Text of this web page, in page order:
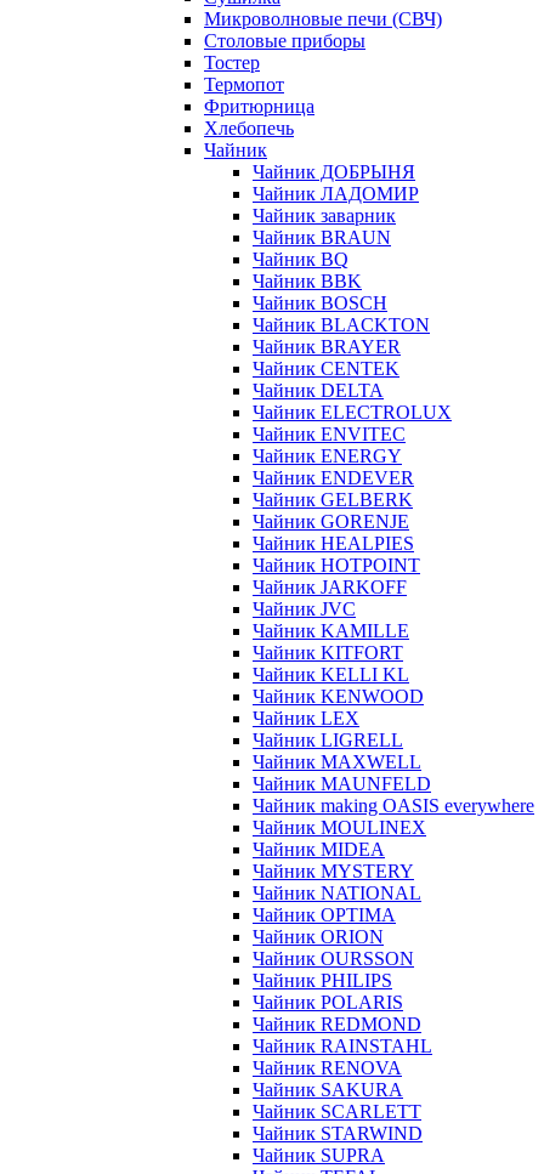
Микроволновые печи (СВЧ)
Столовые приборы
Тостер
Термопот
Фритюрница
Хлебопечь
Чайник
Чайник ДОБРЫНЯ
Чайник ЛАДОМИР
Чайник заварник
Чайник BRAUN
Чайник BQ
Чайник BBK
Чайник BOSCH
Чайник BLACKTON
Чайник BRAYER
Чайник CENTEK
Чайник DELTA
Чайник ELECTROLUX
Чайник ENVITEC
Чайник ENERGY
Чайник ENDEVER
Чайник GELBERK
Чайник GORENJE
Чайник HEALPIES
Чайник HOTPOINT
Чайник JARKOFF
Чайник JVC
Чайник KAMILLE
Чайник KITFORT
Чайник KELLI KL
Чайник KENWOOD
Чайник LEX
Чайник LIGRELL
Чайник MAXWELL
Чайник MAUNFELD
Чайник making OASIS everywhere
Чайник MOULINEX
Чайник MIDEA
Чайник MYSTERY
Чайник NATIONAL
Чайник OPTIMA
Чайник ORION
Чайник OURSSON
Чайник PHILIPS
Чайник POLARIS
Чайник REDMOND
Чайник RAINSTAHL
Чайник RENOVA
Чайник SAKURA
Чайник SCARLETT
Чайник STARWIND
Чайник SUPRA